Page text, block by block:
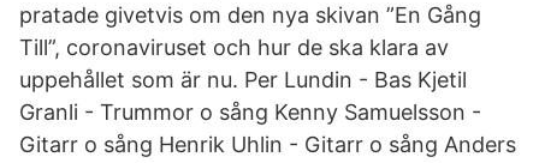
pratade givetvis om den nya skivan ”En Gång
Till”, coronaviruset och hur de ska klara av
uppehållet som är nu. Per Lundin - Bas Kjetil
Granli - Trummor o sång Kenny Samuelsson -
Gitarr o sång Henrik Uhlin - Gitarr o sång Anders